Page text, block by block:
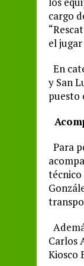
cargo
el
En
y San
puesto
Para
técnico
Carlos
Kiosco